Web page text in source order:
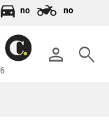
no no
person search